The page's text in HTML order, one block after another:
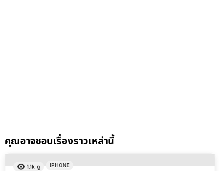
คุณอาจชอบเรื่องราวเหล่านี้
1.1k ดู IPHONE